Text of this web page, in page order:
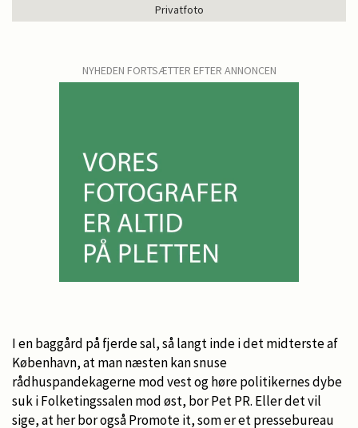
Privatfoto
NYHEDEN FORTSÆTTER EFTER ANNONCEN
I en baggård på fjerde sal, så langt inde i det midterste af
København, at man næsten kan snuse
rådhuspandekagerne mod vest og høre politikernes dybe
suk i Folketingssalen mod øst, bor Pet PR. Eller det vil
sige, at her bor også Promote it, som er et pressebureau